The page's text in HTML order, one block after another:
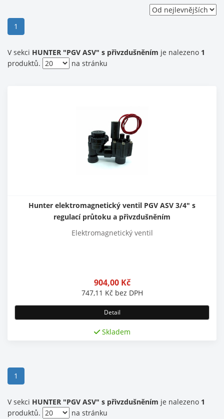
1
V sekci HUNTER "PGV ASV" s přivzdušněním je nalezeno 1
produktů.
na stránku
Hunter elektromagnetický ventil PGV ASV 3/4" s
regulací průtoku a přivzdušněním
Elektromagnetický ventil
904,00 Kč
747,11 Kč bez DPH
Detail
Skladem
1
V sekci HUNTER "PGV ASV" s přivzdušněním je nalezeno 1
produktů.
na stránku